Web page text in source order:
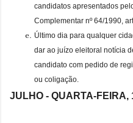
candidatos apresentados
Complementar nº 64/1990,
Último dia para qualquer
dar ao juízo eleitoral notícia
candidato com pedido de
ou coligação.
JULHO - QUARTA-FEIRA,